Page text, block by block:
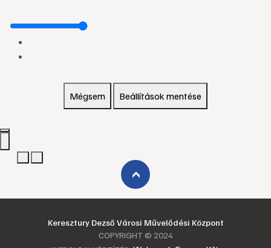
Mégsem Beállítások mentése
›
Keresztury Dezső Városi Művelődési Központ
COPYRIGHT © 2024